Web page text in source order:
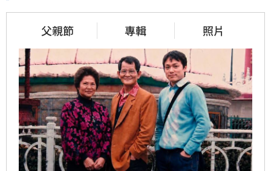
父親節 專輯 照片